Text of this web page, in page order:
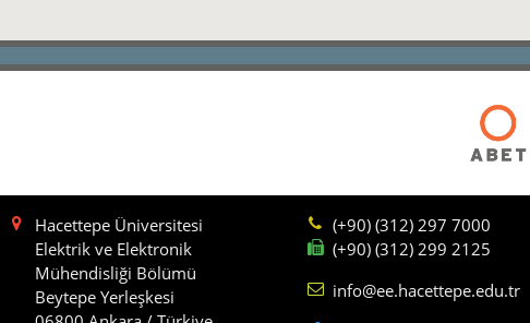
Hacettepe Üniversitesi
Elektrik ve Elektronik
Mühendisliği Bölümü
Beytepe Yerleşkesi
(+90) (312) 297 7000
(+90) (312) 299 2125
info@ee.hacettepe.edu.tr